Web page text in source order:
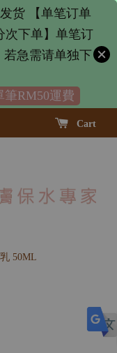
货 【单笔订单
次下单】单笔订
急需请单独下
筆RM50運費
Cart
50ML